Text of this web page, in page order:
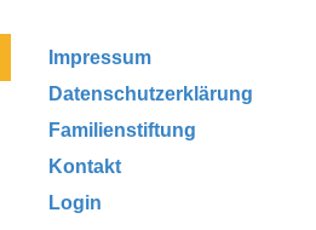
Impressum
Datenschutzerklärung
Familienstiftung
Kontakt
Login